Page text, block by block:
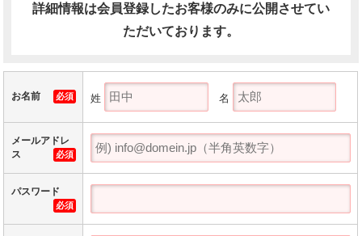
詳細情報は会員登録したお客様のみに公開させてい
ただいております。
お名前 必須 姓 名
メールアドレ
ス
必須
パスワード
必須